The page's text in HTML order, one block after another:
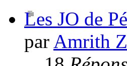
Les JO de
par Amrith